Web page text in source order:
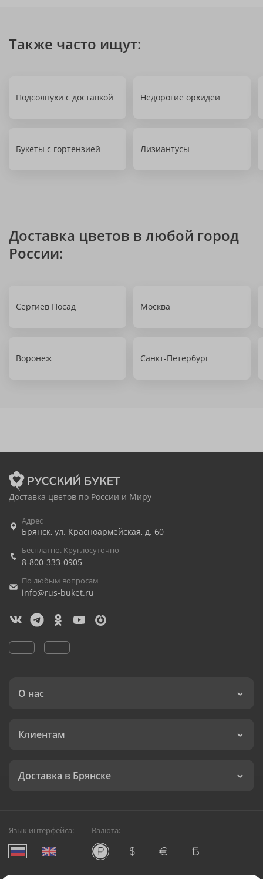
Также часто ищут:
Подсолнухи с доставкой Недорогие орхидеи
Букеты с гортензией Лизиантусы
Доставка цветов в любой город
России:
Сергиев Посад Москва
Воронеж Санкт-Петербург
Доставка цветов по России и Миру
Адрес
Брянск, ул. Красноармейская, д. 60
Бесплатно. Круглосуточно
8-800-333-0905
По любым вопросам
info@rus-buket.ru
О нас
Клиентам
Доставка в Брянске
Язык интерфейса: Валюта: